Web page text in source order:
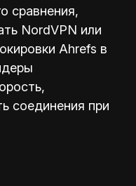
сравнения,
NordVPN или
Ahrefs в
соединения при